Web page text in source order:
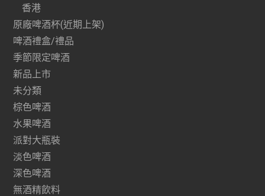
香港
原廠啤酒杯(近期上架)
啤酒禮盒/禮品
季節限定啤酒
新品上市
未分類
棕色啤酒
水果啤酒
派對大瓶裝
淡色啤酒
深色啤酒
無酒精飲料